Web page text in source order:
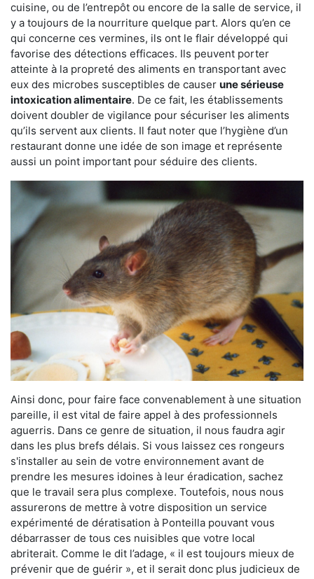
cuisine, ou de l’entrepôt ou encore de la salle de service, il
y a toujours de la nourriture quelque part. Alors qu’en ce
qui concerne ces vermines, ils ont le flair développé qui
favorise des détections efficaces. Ils peuvent porter
atteinte à la propreté des aliments en transportant avec
eux des microbes susceptibles de causer une sérieuse
intoxication alimentaire. De ce fait, les établissements
doivent doubler de vigilance pour sécuriser les aliments
qu’ils servent aux clients. Il faut noter que l’hygiène d’un
restaurant donne une idée de son image et représente
aussi un point important pour séduire des clients.
Ainsi donc, pour faire face convenablement à une situation
pareille, il est vital de faire appel à des professionnels
aguerris. Dans ce genre de situation, il nous faudra agir
dans les plus brefs délais. Si vous laissez ces rongeurs
s'installer au sein de votre environnement avant de
prendre les mesures idoines à leur éradication, sachez
que le travail sera plus complexe. Toutefois, nous nous
assurerons de mettre à votre disposition un service
expérimenté de dératisation à Ponteilla pouvant vous
débarrasser de tous ces nuisibles que votre local
abriterait. Comme le dit l’adage, « il est toujours mieux de
prévenir que de guérir », et il serait donc plus judicieux de